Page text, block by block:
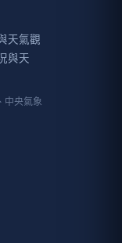
天氣觀
與天
中央氣象